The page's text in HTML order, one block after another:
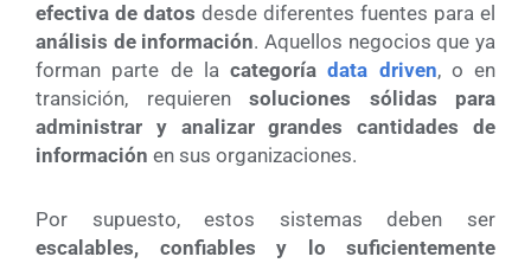
efectiva de datos desde diferentes fuentes para el
análisis de información. Aquellos negocios que ya
forman parte de la categoríadata driven, o en
transición, requieren soluciones sólidas para
administrar y analizar grandes cantidades de
información en sus organizaciones.
Por supuesto, estos sistemas deben ser
escalables, confiables y lo suficientemente